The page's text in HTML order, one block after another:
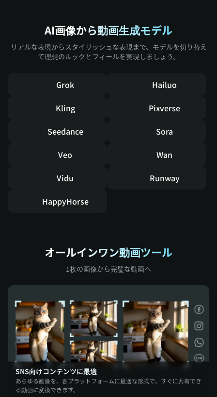
AI画像から動画生成モデル
リアルな表現からスタイリッシュな表現まで、モデルを切り替え
て理想のルックとフィールを実現しましょう。
Grok
Hailuo
Kling
Pixverse
Seedance
Sora
Veo
Wan
Vidu
Runway
HappyHorse
オールインワン動画ツール
1枚の画像から完璧な動画へ
SNS向けコンテンツに最適
あらゆる画像を、各プラットフォームに最適な形式で、すぐに共有でき
る動画に変換できます。